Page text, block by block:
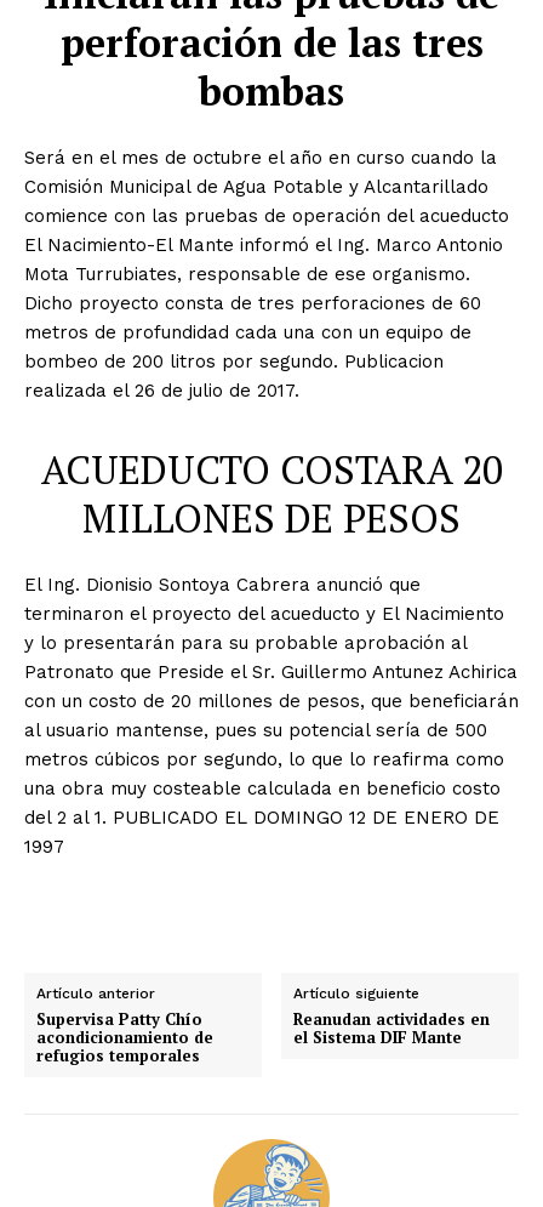
perforación de las tres
bombas
Será en el mes de octubre el año en curso cuando la
Comisión Municipal de Agua Potable y Alcantarillado
comience con las pruebas de operación del acueducto
El Nacimiento-El Mante informó el Ing. Marco Antonio
Mota Turrubiates, responsable de ese organismo.
Dicho proyecto consta de tres perforaciones de 60
metros de profundidad cada una con un equipo de
bombeo de 200 litros por segundo. Publicacion
realizada el 26 de julio de 2017.
ACUEDUCTO COSTARA 20
MILLONES DE PESOS
El Ing. Dionisio Sontoya Cabrera anunció que
terminaron el proyecto del acueducto y El Nacimiento
y lo presentarán para su probable aprobación al
Patronato que Preside el Sr. Guillermo Antunez Achirica
con un costo de 20 millones de pesos, que beneficiarán
al usuario mantense, pues su potencial sería de 500
metros cúbicos por segundo, lo que lo reafirma como
una obra muy costeable calculada en beneficio costo
del 2 al 1. PUBLICADO EL DOMINGO 12 DE ENERO DE
1997
Artículo anterior
Supervisa Patty Chío
acondicionamiento de
refugios temporales
Artículo siguiente
Reanudan actividades en
el Sistema DIF Mante